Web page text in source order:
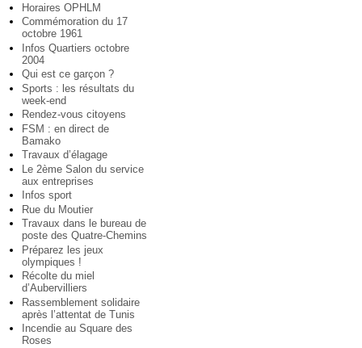
Horaires OPHLM
Commémoration du 17
octobre 1961
Infos Quartiers octobre
2004
Qui est ce garçon ?
Sports : les résultats du
week-end
Rendez-vous citoyens
FSM : en direct de
Bamako
Travaux d’élagage
Le 2ème Salon du service
aux entreprises
Infos sport
Rue du Moutier
Travaux dans le bureau de
poste des Quatre-Chemins
Préparez les jeux
olympiques !
Récolte du miel
d’Aubervilliers
Rassemblement solidaire
après l’attentat de Tunis
Incendie au Square des
Roses